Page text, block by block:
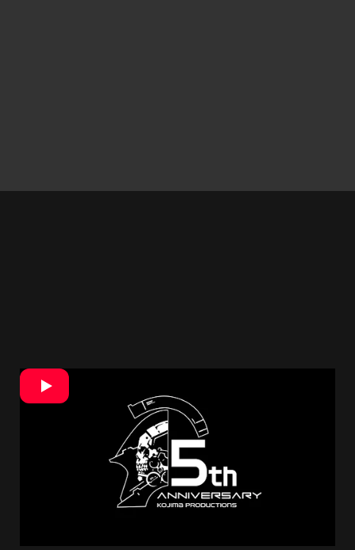
„Vďaka tomu, že sme šli vzpriamene sme mali
obe ruky voľné. Vďaka tomu sa zrodili nástroje,
vyvíjali sme sa a neskôr vznikli hry. Dlaňou sa
dajú uchopiť dôležité veci, ale dá sa použiť aj ako
päsť, aby sme od seba ľudí dostali preč.“
na Twitter v rámci slávnosti zakladateľ
herného štúdia, Hideo Kojima.